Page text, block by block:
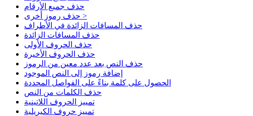
حذف جميع الأرقام
حذف رموز أخرى >
حذف المسافات الزائدة في الأطراف
حذف المسافات الزائدة
حذف الحروف الأولى
حذف الحروف الأخيرة
حذف النص بعد عدد معين من الرموز
إضافة رموز إلى النص الموجود
الحصول على كلمة بناءً على الفواصل المحددة
حذف الكلمات من النص
تمييز الحروف اللاتينية
تمييز حروف الكيريلية